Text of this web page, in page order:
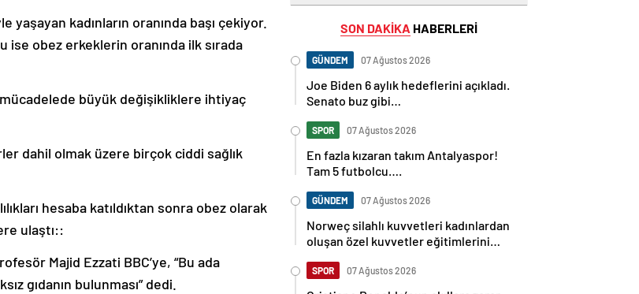
kadınların oranında başı çekiyor.
ise obez erkeklerin oranında ilk sırada
büyük değişikliklere ihtiyaç
dahil olmak üzere birçok ciddi sağlık
hesaba katıldıktan sonra obez olarak
ulaştı::
Majid Ezzati BBC’ye, “Bu ada
gıdanın bulunması” dedi.
SON DAKİKA HABERLERİ
GÜNDEM 07 Ağustos 2026
Joe Biden 6 aylık hedeflerini açıkladı.
Senato buz gibi…
SPOR 07 Ağustos 2026
En fazla kızaran takım Antalyaspor!
Tam 5 futbolcu….
GÜNDEM 07 Ağustos 2026
Norweç silahlı kuvvetleri kadınlardan
oluşan özel kuvvetler eğitimlerini
SPOR 07 Ağustos 2026